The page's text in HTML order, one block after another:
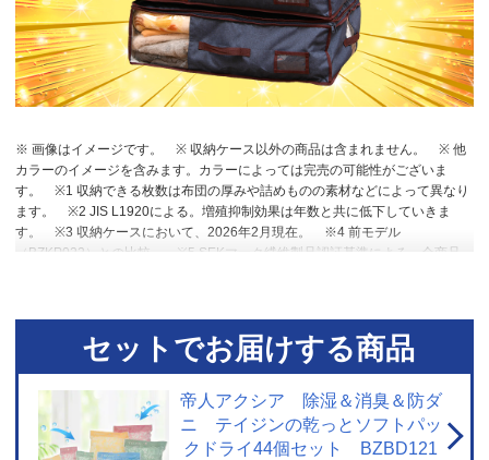
※ 画像はイメージです。 ※ 収納ケース以外の商品は含まれません。
※ 他
カラーのイメージを含みます。カラーによっては完売の可能性がございま
す。
※1 収納できる枚数は布団の厚みや詰めものの素材などによって異なり
ます。
※2 JIS L1920による。増殖抑制効果は年数と共に低下していきま
す。
※3 収納ケースにおいて、2026年2月現在。
※4 前モデル
（BZKP022）との比較。
※5 SEKマーク繊維製品認証基準による。全商品
20℃50%RHを1000回繰り返したデータに基づき算出。
セットでお届けする商品
帝人アクシア 除湿＆消臭＆防ダ
ニ テイジンの乾っとソフトパッ
クドライ44個セット BZBD121